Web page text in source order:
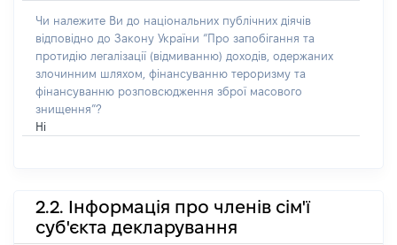
Чи належите Ви до національних публічних діячів
відповідно до Закону України “Про запобігання та
протидію легалізації (відмиванню) доходів, одержаних
злочинним шляхом, фінансуванню тероризму та
фінансуванню розповсюдження зброї масового
знищення”?
Ні
2.2. Інформація про членів сім'ї
суб'єкта декларування